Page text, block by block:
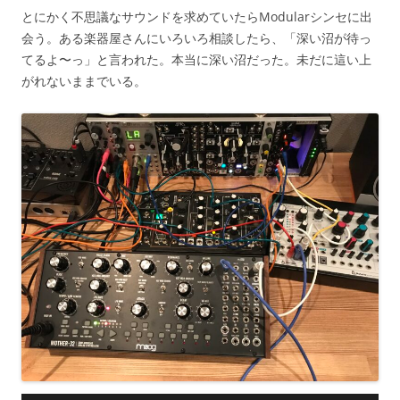
とにかく不思議なサウンドを求めていたらModularシンセに出
会う。ある楽器屋さんにいろいろ相談したら、「深い沼が待っ
てるよ〜っ」と言われた。本当に深い沼だった。未だに這い上
がれないままでいる。